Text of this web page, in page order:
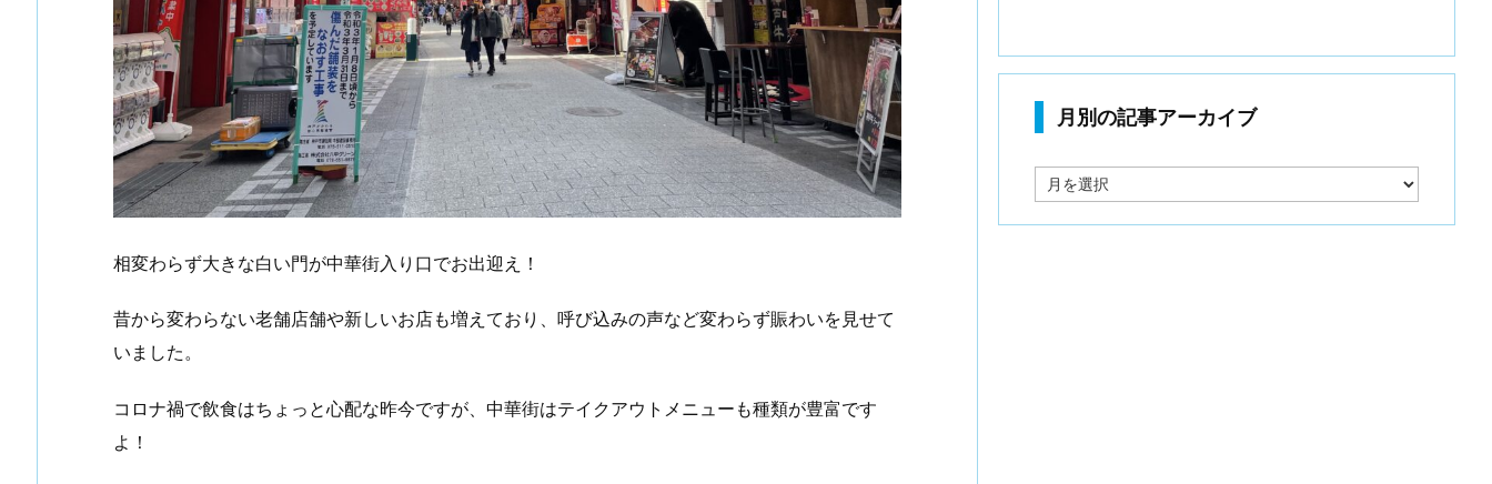
相変わらず大きな白い門が中華街入り口でお出迎え！
昔から変わらない老舗店舗や新しいお店も増えており、呼び込みの声など変わらず賑わいを見せて
いました。
コロナ禍で飲食はちょっと心配な昨今ですが、中華街はテイクアウトメニューも種類が豊富です
よ！
月別の記事アーカイブ
別